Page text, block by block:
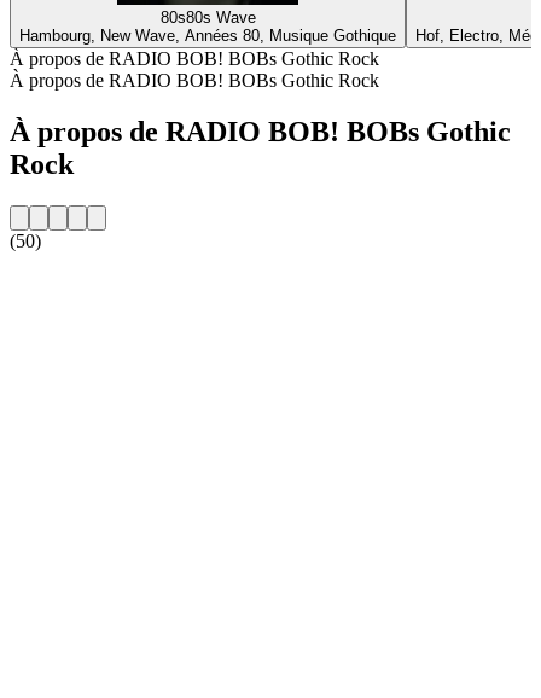
80s80s Wave
Hambourg, New Wave, Années 80, Musique Gothique
Hof, Electro,
À propos de RADIO BOB! BOBs Gothic Rock
À propos de RADIO BOB! BOBs Gothic Rock
À propos de RADIO BOB! BOBs Gothic
Rock
(50)